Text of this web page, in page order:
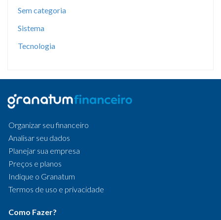
Sem categoria
Sistema
Tecnologia
Organizar seu financeiro
Analisar seu dados
Planejar sua empresa
Preços e planos
Indique o Granatum
Termos de uso e privacidade
Como Fazer?